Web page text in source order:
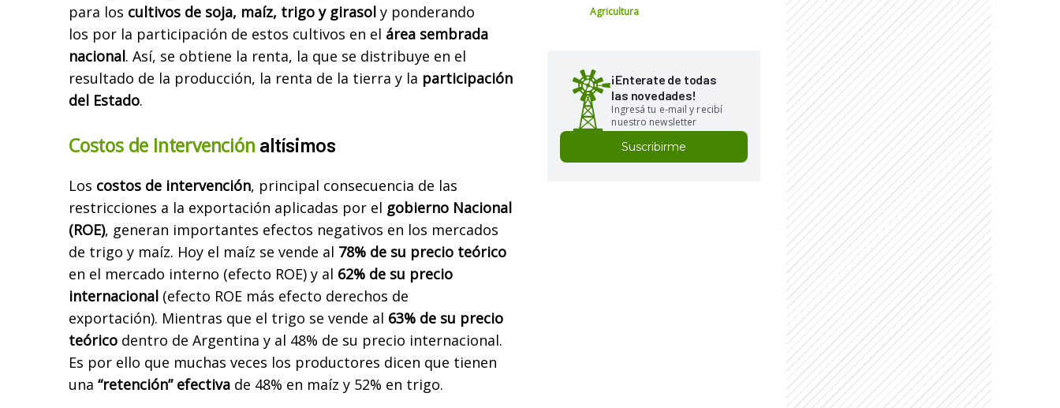
para los cultivos de soja, maíz, trigo y girasol y ponderando
los por la participación de estos cultivos en el área sembrada
nacional. Así, se obtiene la renta, la que se distribuye en el
resultado de la producción, la renta de la tierra y la participación
del Estado.
Costos de Intervención altísimos
Los costos de intervención, principal consecuencia de las
restricciones a la exportación aplicadas por el gobierno Nacional
(ROE), generan importantes efectos negativos en los mercados
de trigo y maíz. Hoy el maíz se vende al 78% de su precio teórico
en el mercado interno (efecto ROE) y al 62% de su precio
internacional (efecto ROE más efecto derechos de
exportación). Mientras que el trigo se vende al 63% de su precio
teórico dentro de Argentina y al 48% de su precio internacional.
Es por ello que muchas veces los productores dicen que tienen
una “retención” efectiva de 48% en maíz y 52% en trigo.
Agricultura
¡Enterate de todas
las novedades!
Ingresá tu e-mail y recibí
nuestro newsletter
Suscribirme